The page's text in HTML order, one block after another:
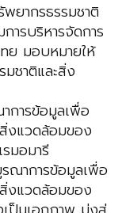
ยากรธรรมชาติ
ารบริหารจัดการ
ย มอบหมายให้
ชาติและสิ่ง
การข้อมูลเพื่อ
งแวดล้อมของ
มอมารี
ณาการข้อมูลเพื่อ
งแวดล้อมของ